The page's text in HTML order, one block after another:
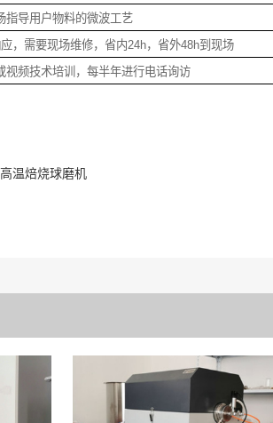
指导用户物料的微波工艺
，需要现场维修，省内24h，省外48h到现场
视频技术培训，每半年进行电话询访
温焙烧球磨机